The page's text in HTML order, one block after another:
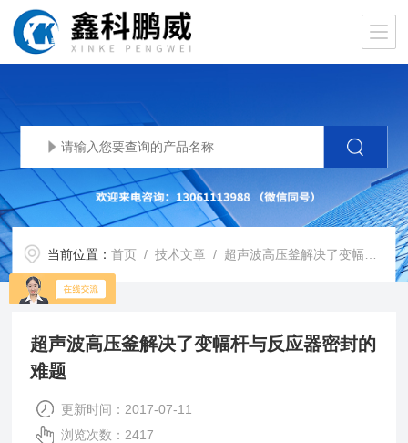
当前位置：首页 /技术文章 / 超声波高压釜解决了变幅杆与反应器密封的难题
超声波高压釜解决了变幅杆与反应器密封的
难题
更新时间：2017-07-11
浏览次数：2417